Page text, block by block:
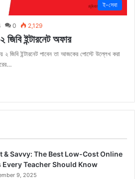
ই-সেবা
0 2,129
জিবি ইন্টারনেট অফার
২ জিবি ইন্টারনেট পাবেন তা আজকের পোস্টে উল্লেখ করা
& Savvy: The Best Low-Cost Online
Every Teacher Should Know
9, 2025